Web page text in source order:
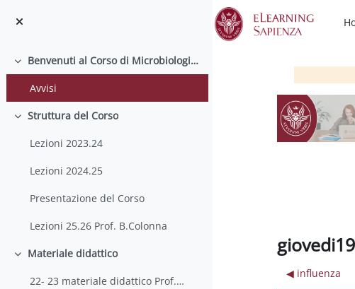
Minimizza Benvenuti al Corso di Microbiologia molecolare e Genomica microbica
Avvisi
Minimizza
Struttura del Corso
Lezioni 2023.24
Lezioni 2024.25
Presentazione del Corso
Lezioni 25.26 Prof. B.Colonna
Minimizza
Materiale didattico
22- 23 materiale didattico Prof. Bianca Colonna
◀︎ influenza